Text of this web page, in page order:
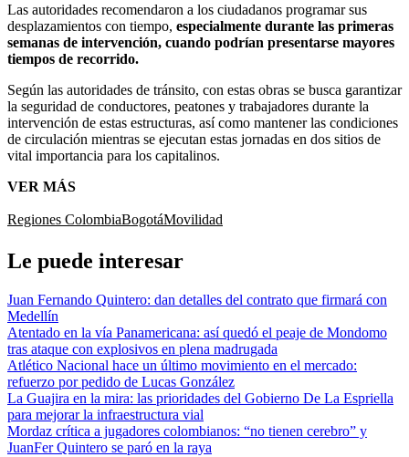
Las autoridades recomendaron a los ciudadanos programar sus
desplazamientos con tiempo, especialmente durante las primeras
semanas de intervención, cuando podrían presentarse mayores
tiempos de recorrido.
Según las autoridades de tránsito, con estas obras se busca garantizar
la seguridad de conductores, peatones y trabajadores durante la
intervención de estas estructuras, así como mantener las condiciones
de circulación mientras se ejecutan estas jornadas en dos sitios de
vital importancia para los capitalinos.
VER MÁS
Regiones ColombiaBogotáMovilidad
Le puede interesar
Juan Fernando Quintero: dan detalles del contrato que firmará con
Medellín
Atentado en la vía Panamericana: así quedó el peaje de Mondomo
tras ataque con explosivos en plena madrugada
Atlético Nacional hace un último movimiento en el mercado:
refuerzo por pedido de Lucas González
La Guajira en la mira: las prioridades del Gobierno De La Espriella
para mejorar la infraestructura vial
Mordaz crítica a jugadores colombianos: “no tienen cerebro” y
JuanFer Quintero se paró en la raya